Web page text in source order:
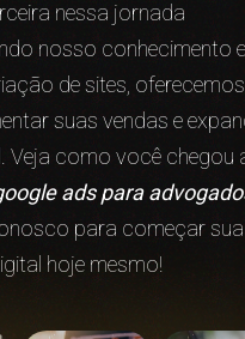
nessa jornada
nosso conhecimento
de sites,
suas vendas e
Veja como você chegou
ads para
para começar sua
hoje mesmo!